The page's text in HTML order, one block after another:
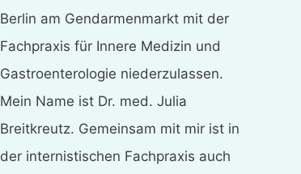
Berlin am Gendarmenmarkt mit der
Fachpraxis für Innere Medizin und
Gastroenterologie niederzulassen.
Mein Name ist Dr. med. Julia
Breitkreutz. Gemeinsam mit mir ist in
der internistischen Fachpraxis auch